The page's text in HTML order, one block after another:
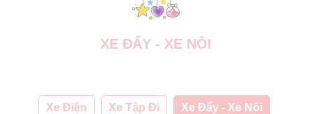
XE ĐẨY - XE NÔI
Xe Điện Xe Tập Đi Xe Đẩy - Xe Nôi